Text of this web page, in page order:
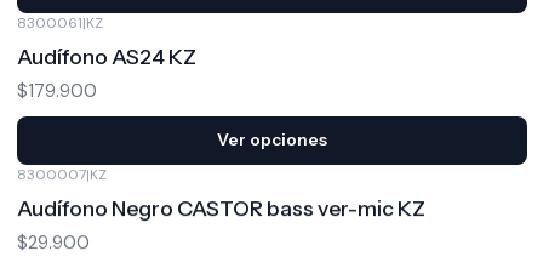
8300061|KZ
Audífono AS24 KZ
$179.900
Ver opciones
8300007|KZ
Audífono Negro CASTOR bass ver-mic KZ
$29.900